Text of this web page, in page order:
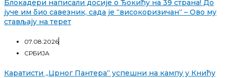
Блокадери написали досије о Ђокићу на 39 страна! До
јуче им био савезник, сада је “високоризичан“ – Ово му
стављају на терет
07.08.2026
СРБИЈА
Каратисти „Црног Пантера“ успешни на кампу у Книћу